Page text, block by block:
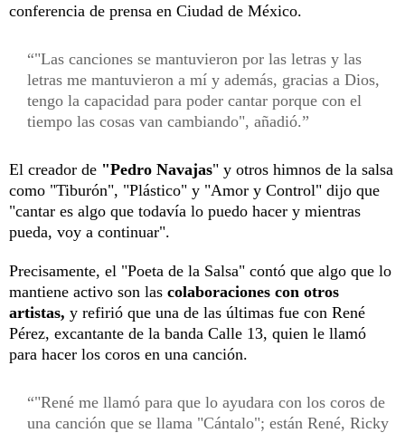
conferencia de prensa en Ciudad de México.
"Las canciones se mantuvieron por las letras y las
letras me mantuvieron a mí y además, gracias a Dios,
tengo la capacidad para poder cantar porque con el
tiempo las cosas van cambiando", añadió.
El creador de "Pedro Navajas" y otros himnos de la salsa
como "Tiburón", "Plástico" y "Amor y Control" dijo que
"cantar es algo que todavía lo puedo hacer y mientras
pueda, voy a continuar".
Precisamente, el "Poeta de la Salsa" contó que algo que lo
mantiene activo son las colaboraciones con otros
artistas, y refirió que una de las últimas fue con René
Pérez, excantante de la banda Calle 13, quien le llamó
para hacer los coros en una canción.
"René me llamó para que lo ayudara con los coros de
una canción que se llama "Cántalo"; están René, Ricky